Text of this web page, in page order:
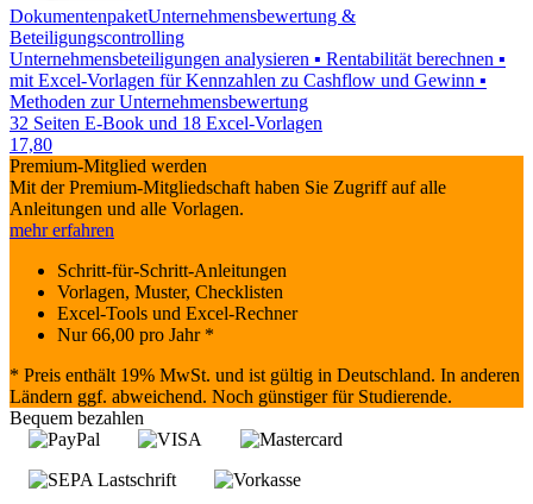
DokumentenpaketUnternehmensbewertung &
Beteiligungscontrolling
Unternehmensbeteiligungen analysieren ▪ Rentabilität berechnen ▪
mit Excel-Vorlagen für Kennzahlen zu Cashflow und Gewinn ▪
Methoden zur Unternehmensbewertung
32 Seiten E-Book und 18 Excel-Vorlagen
17,80
Premium-Mitglied werden
Mit der Premium-Mitgliedschaft haben Sie Zugriff auf alle
Anleitungen und alle Vorlagen.
mehr erfahren
Schritt-für-Schritt-Anleitungen
Vorlagen, Muster, Checklisten
Excel-Tools und Excel-Rechner
Nur66,00 pro Jahr *
* Preis enthält 19% MwSt. und ist gültig in Deutschland. In anderen
Ländern ggf. abweichend. Noch günstiger für Studierende.
Bequem bezahlen